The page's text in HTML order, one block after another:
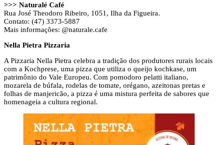
>>> Naturalé Café
Rua José Theodoro Ribeiro, 1051, Ilha da Figueira.
Contato: (47) 3373-5887
Mais informações: @naturale.cafe
Nella Pietra Pizzaria
A Pizzaria Nella Pietra celebra a tradição dos produtores rurais locais
com a Kochprese, uma pizza que utiliza o queijo kochkase, um
patrimônio do Vale Europeu. Com pomodoro pelatti italiano,
mozarela de búfala, rodelas de tomate, orégano, azeitonas pretas e
folhas de manjericão, a pizza é uma mistura perfeita de sabores que
homenageia a cultura regional.